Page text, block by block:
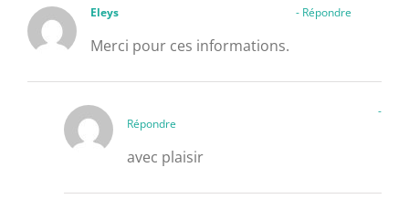
Eleys - Répondre
Merci pour ces informations.
-
Répondre
avec plaisir